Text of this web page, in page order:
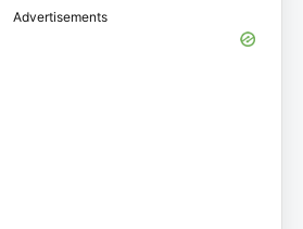
Advertisements